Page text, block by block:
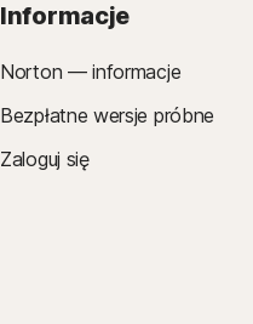
Informacje
Norton — informacje
Bezpłatne wersje próbne
Zaloguj się